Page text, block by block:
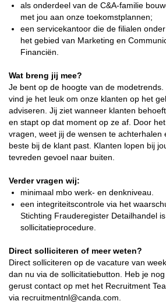
als onderdeel van de C&A-familie
met jou aan onze toekomstplannen;
een servicekantoor die de filialen
het gebied van Marketing en
Financiën.
Wat breng jij mee?
Je bent op de hoogte van de
vind je het leuk om onze klanten op het
adviseren. Jij ziet wanneer klanten
en stapt op dat moment op ze af. Door
vragen, weet jij de wensen te achterhalen
beste bij de klant past. Klanten lopen bij
tevreden gevoel naar buiten.
Verder vragen wij:
minimaal mbo werk- en denkniveau.
een integriteitscontrole via het
Stichting Frauderegister Detailhandel
sollicitatieprocedure.
Direct solliciteren of meer weten?
Direct solliciteren op de vacature van
dan nu via de sollicitatiebutton. Heb je
gerust contact op met het Recruitment
via recruitmentnl@canda.com.